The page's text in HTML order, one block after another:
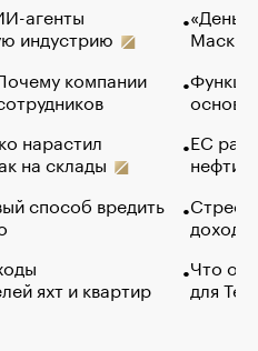
агенты
индустрию
компании
нарастил
на склады
способ вредить
яхт и квартир
Маск в
основ
ЕС
нефти
Что
для